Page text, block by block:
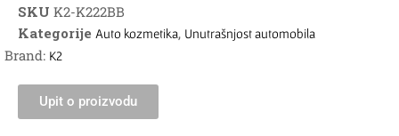
SKU K2-K222BB
Kategorije Auto kozmetika, Unutrašnjost automobila
Brand: K2
Upit o proizvodu